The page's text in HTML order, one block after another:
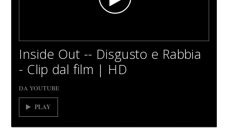
Inside Out -- Disgusto e Rabbia
- Clip dal film | HD
DA YOUTUBE
PLAY